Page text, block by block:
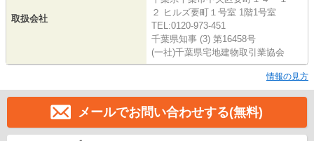
取扱会社
２ ヒルズ要町１号室 1階1号室
TEL:0120-973-451
千葉県知事 (3) 第16458号
(一社)千葉県宅地建物取引業協会
情報の見方
メールでお問い合わせする(無料)